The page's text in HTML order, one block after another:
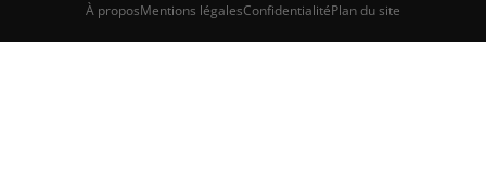
À proposMentions légalesConfidentialitéPlan du site